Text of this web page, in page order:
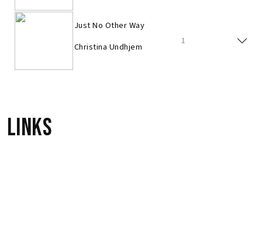
Just No Other Way
Christina Undhjem
1
Links